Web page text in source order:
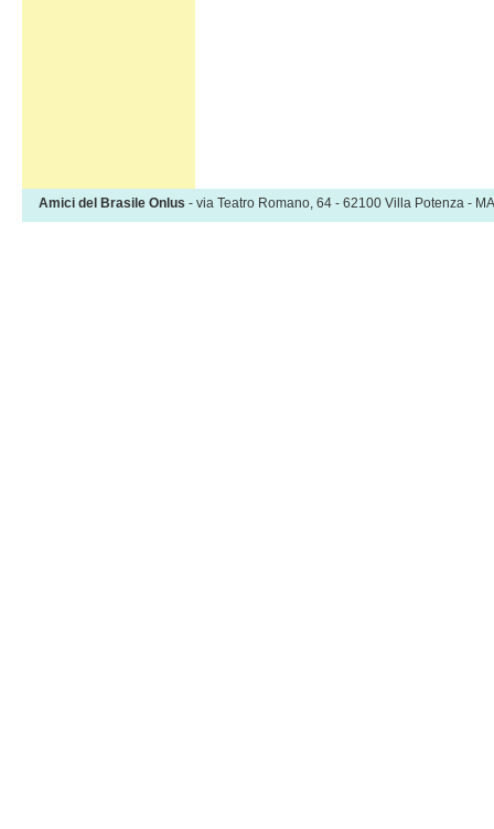
Amici del Brasile Onlus - via Teatro Romano, 64 - 62100 Villa Potenza -